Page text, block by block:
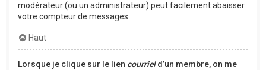
modérateur (ou un administrateur) peut facilement abaisser
votre compteur de messages.
Haut
Lorsque je clique sur le lien courrield’un membre, on me